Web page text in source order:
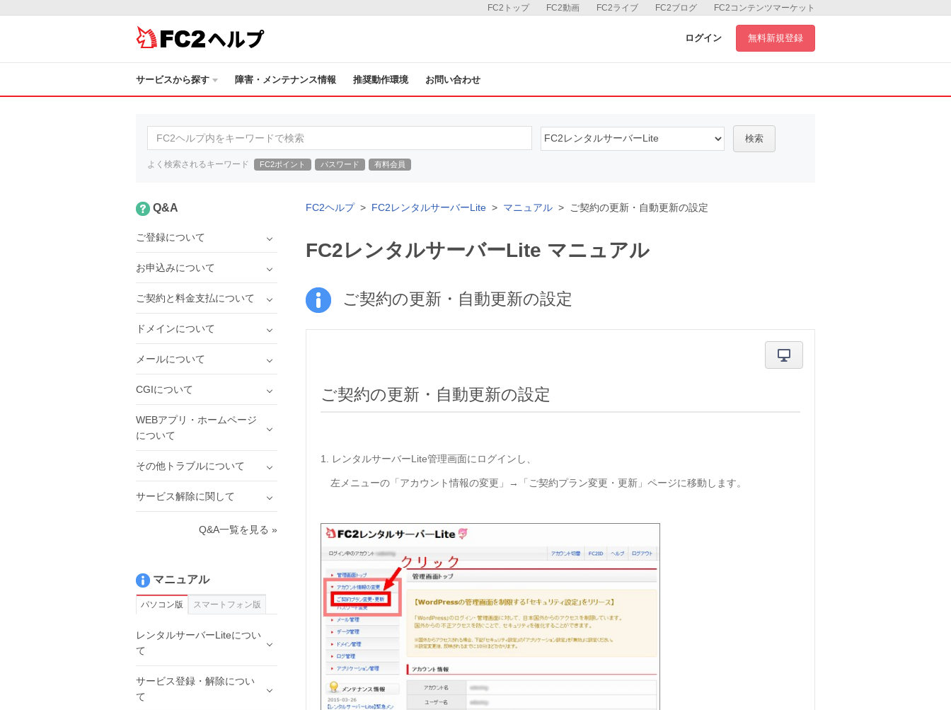
FC2コンテンツマーケット
FC2ブログ
FC2ライブ
FC2動画
FC2トップ
ヘルプ ログイン 無料新規登録
サービスから探す 障害・メンテナンス情報 推奨動作環境 お問い合わせ
検索
よく検索されるキーワード FC2ポイント パスワード 有料会員
FC2ヘルプ FC2レンタルサーバーLite マニュアル ご契約の更新・自動更新の設定
FC2レンタルサーバーLite マニュアル
ご契約の更新・自動更新の設定
ご契約の更新・自動更新の設定
1. レンタルサーバーLite管理画面にログインし、
左メニューの「アカウント情報の変更」→「ご契約プラン変更・更新」ページに移動します。
Q&A
ご登録について
お申込みについて
ご契約と料金支払について
ドメインについて
メールについて
CGIについて
WEBアプリ・ホームページ
について
その他トラブルについて
サービス解除に関して
Q&A一覧を見る »
マニュアル
パソコン版 スマートフォン版
レンタルサーバーLiteについ
て
サービス登録・解除につい
て